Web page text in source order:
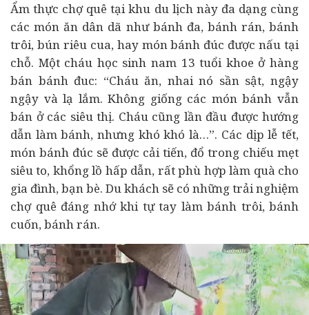
Ẩm thực chợ quê tại khu du lịch này đa dạng cùng
các món ăn dân dã như bánh đa, bánh rán, bánh
trôi, bún riêu cua, hay món bánh đúc được nấu tại
chỗ. Một cháu học sinh nam 13 tuổi khoe ở hàng
bán bánh đuc: “Cháu ăn, nhai nó sần sật, ngậy
ngậy và lạ lắm. Không giống các món bánh vẫn
bán ở các siêu thị. Cháu cũng lần đầu được hướng
dẫn làm bánh, nhưng khó khó là…”. Các dịp lễ tết,
món bánh đúc sẽ được cải tiến, đổ trong chiếu mẹt
siêu to, khổng lồ hấp dẫn, rất phù hợp làm quà cho
gia đình, bạn bè. Du khách sẽ có những trải nghiệm
chợ quê đáng nhớ khi tự tay làm bánh trôi, bánh
cuốn, bánh rán.